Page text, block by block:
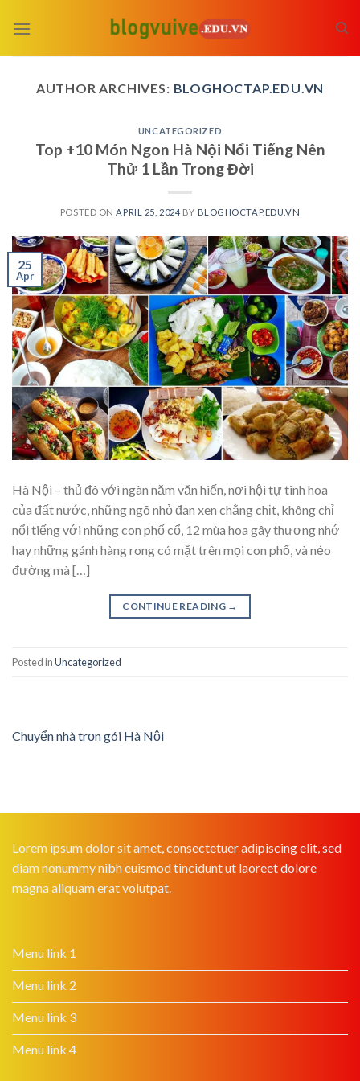
AUTHOR ARCHIVES: BLOGHOCTAP.EDU.VN
UNCATEGORIZED
Top +10 Món Ngon Hà Nội Nổi Tiếng Nên
Thử 1 Lần Trong Đời
POSTED ON APRIL 25, 2024 BY BLOGHOCTAP.EDU.VN
25
Apr
Hà Nội – thủ đô với ngàn năm văn hiến, nơi hội tự tinh hoa
của đất nước, những ngõ nhỏ đan xen chằng chịt, không chỉ
nổi tiếng với những con phố cổ, 12 mùa hoa gây thương nhớ
hay những gánh hàng rong có mặt trên mọi con phố, và nẻo
đường mà […]
CONTINUE READING →
Posted inUncategorized
Chuyển nhà trọn gói Hà Nội
Lorem ipsum dolor sit amet, consectetuer adipiscing elit, sed
diam nonummy nibh euismod tincidunt ut laoreet dolore
magna aliquam erat volutpat.
Menu link 1
Menu link 2
Menu link 3
Menu link 4